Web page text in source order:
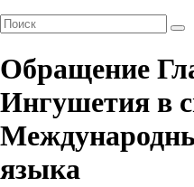
Обращение
Ингушетия в
языка